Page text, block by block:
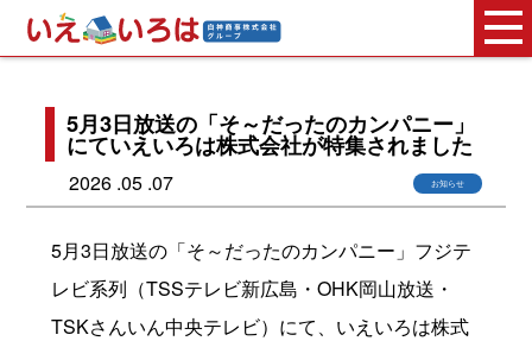
5月3日放送の「そ～だったのカンパニー」
にていえいろは株式会社が特集されました
2026 .05 .07 お知らせ
5月3日放送の「そ～だったのカンパニー」フジテ
レビ系列（TSSテレビ新広島・OHK岡山放送・
TSKさんいん中央テレビ）にて、いえいろは株式